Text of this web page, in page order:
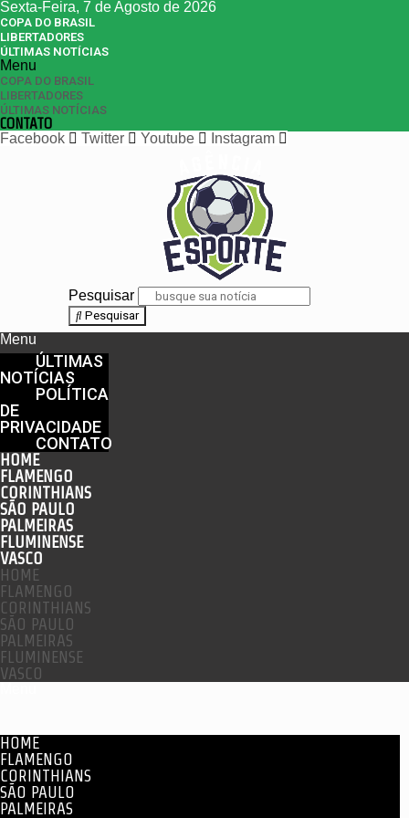
Sexta-Feira, 7 de Agosto de 2026
COPA DO BRASIL
LIBERTADORES
ÚLTIMAS NOTÍCIAS
Menu
COPA DO BRASIL
LIBERTADORES
ÚLTIMAS NOTÍCIAS
CONTATO
Facebook
Twitter Youtube Instagram
Pesquisar
Pesquisar
Menu
ÚLTIMAS
NOTÍCIAS
POLÍTICA
DE
PRIVACIDADE
CONTATO
HOME
FLAMENGO
CORINTHIANS
SÃO PAULO
PALMEIRAS
FLUMINENSE
VASCO
HOME
FLAMENGO
CORINTHIANS
SÃO PAULO
PALMEIRAS
FLUMINENSE
VASCO
HOME
FLAMENGO
CORINTHIANS
SÃO PAULO
PALMEIRAS